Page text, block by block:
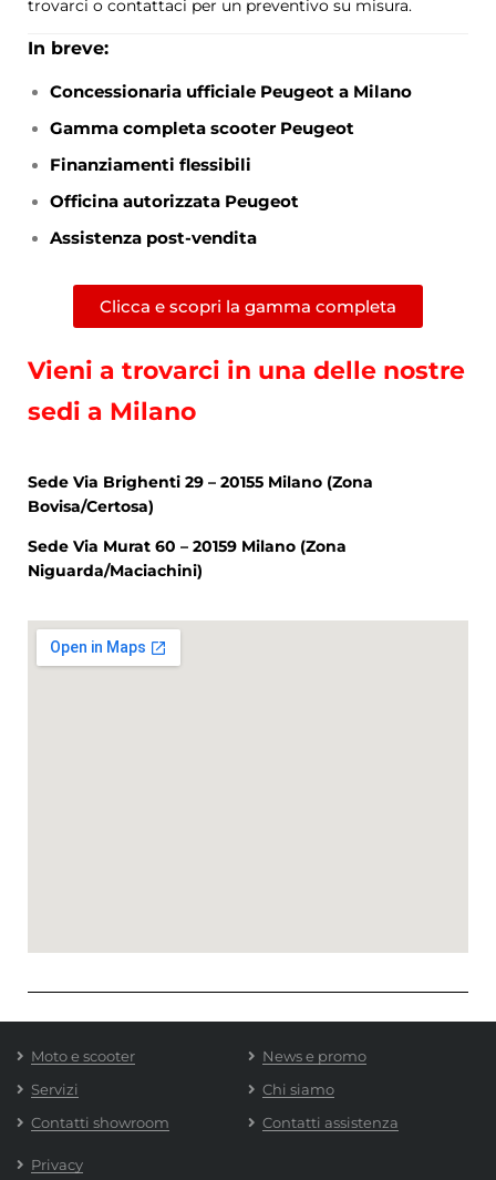
trovarci o contattaci per un preventivo su misura.
In breve:
Concessionaria ufficiale Peugeot a Milano
Gamma completa scooter Peugeot
Finanziamenti flessibili
Officina autorizzata Peugeot
Assistenza post-vendita
Clicca e scopri la gamma completa
Vieni a trovarci in una delle nostre
sedi a Milano
Sede Via Brighenti 29 – 20155 Milano (Zona
Bovisa/Certosa)
Sede Via Murat 60 – 20159 Milano (Zona
Niguarda/Maciachini)
Moto e scooter
News e promo
Servizi
Chi siamo
Contatti showroom
Contatti assistenza
Privacy